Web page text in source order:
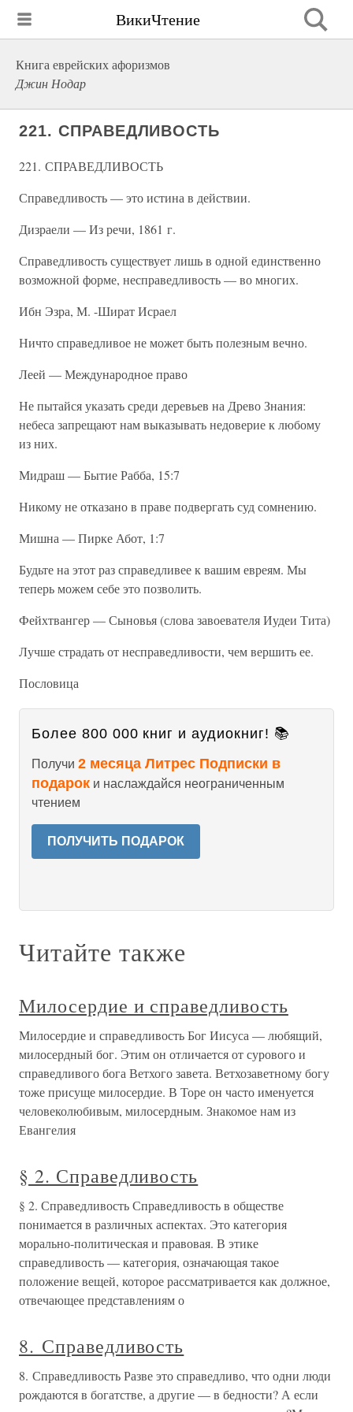
ВикиЧтение
Книга еврейских афоризмов
Джин Нодар
221. СПРАВЕДЛИВОСТЬ
221. СПРАВЕДЛИВОСТЬ
Справедливость — это истина в действии.
Дизраели — Из речи, 1861 г.
Справедливость существует лишь в одной единственно
возможной форме, несправедливость — во многих.
Ибн Эзра, М. -Шират Исраел
Ничто справедливое не может быть полезным вечно.
Леей — Международное право
Не пытайся указать среди деревьев на Древо Знания:
небеса запрещают нам выказывать недоверие к любому
из них.
Мидраш — Бытие Рабба, 15:7
Никому не отказано в праве подвергать суд сомнению.
Мишна — Пирке Абот, 1:7
Будьте на этот раз справедливее к вашим евреям. Мы
теперь можем себе это позволить.
Фейхтвангер — Сыновья (слова завоевателя Иудеи Тита)
Лучше страдать от несправедливости, чем вершить ее.
Пословица
Более 800 000 книг и аудиокниг! 📚
Получи 2 месяца Литрес Подписки в
подарок и наслаждайся неограниченным
чтением
ПОЛУЧИТЬ ПОДАРОК
Читайте также
Милосердие и справедливость
Милосердие и справедливость Бог Иисуса — любящий,
милосердный бог. Этим он отличается от сурового и
справедливого бога Ветхого завета. Ветхозаветному богу
тоже присуще милосердие. В Торе он часто именуется
человеколюбивым, милосердным. Знакомое нам из
Евангелия
§ 2. Справедливость
§ 2. Справедливость Справедливость в обществе
понимается в различных аспектах. Это категория
морально-политическая и правовая. В этике
справедливость — категория, означающая такое
положение вещей, которое рассматривается как должное,
отвечающее представлениям о
8. Справедливость
8. Справедливость Разве это справедливо, что одни люди
рождаются в богатстве, а другие — в бедности? А если